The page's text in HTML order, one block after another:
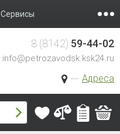
Сервисы
Адреса
8 (8142) 59-44-02
info@petrozavodsk.ksk24.ru